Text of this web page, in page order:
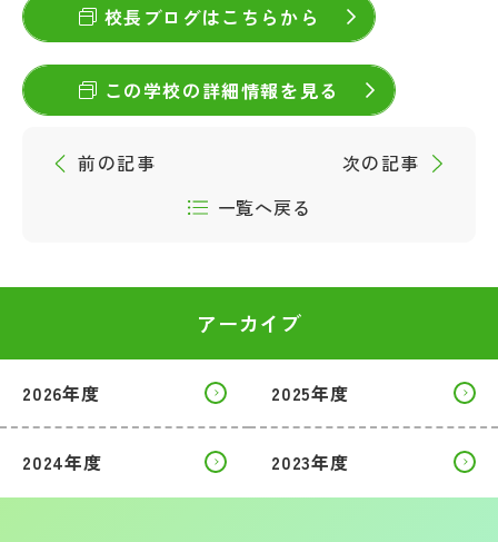
サイトマップ
運営会社
校長ブログはこちらから
この学校の詳細情報を見る
前の記事
一覧へ戻る
次の記事
アーカイブ
2026年度 2025年度
2024年度 2023年度